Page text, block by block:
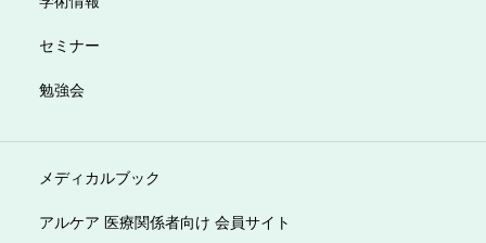
セミナー
勉強会
メディカルブック
アルケア 医療関係者向け 会員サイト